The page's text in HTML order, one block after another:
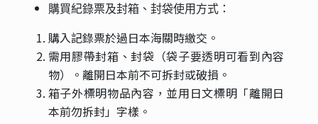
購買紀錄票及封箱、封袋使用方式：
購入記錄票於過日本海關時繳交。
需用膠帶封箱、封袋（袋子要透明可看到內容
物）。離開日本前不可拆封或破損。
箱子外標明物品內容，並用日文標明「離開日
本前勿拆封」字樣。